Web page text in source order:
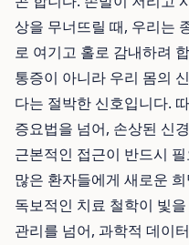
상을 무너뜨릴 때, 우리는
로 여기고 홀로 감내하려
통증이 아니라 우리 몸의
다는 절박한 신호입니다.
증요법을 넘어, 손상된 신
근본적인 접근이 반드시
많은 환자들에게 새로운
독보적인 치료 철학이 빛
관리를 넘어, 과학적 데이